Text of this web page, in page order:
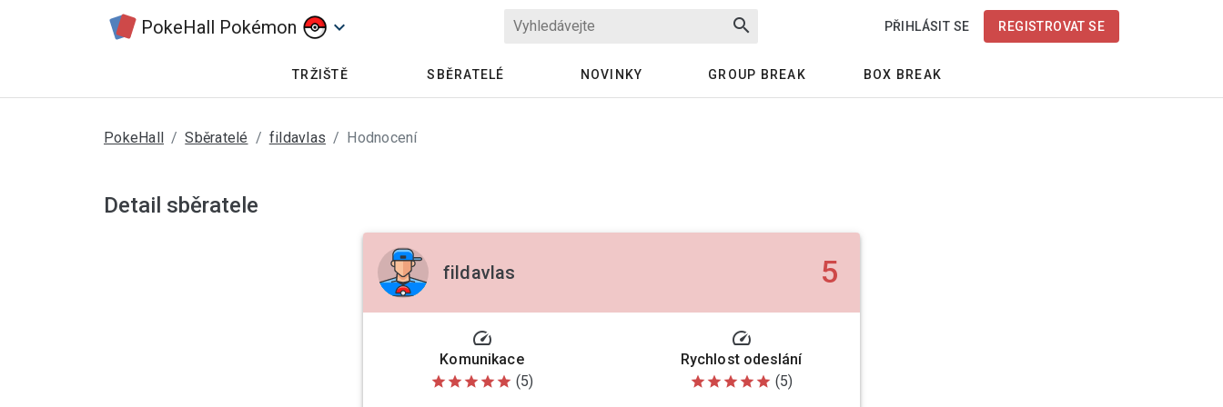
PokeHall Pokémon keyboard_arrow_down search PŘIHLÁSIT SE REGISTROVAT SE
TRŽIŠTĚ SBĚRATELÉ NOVINKY GROUP BREAK BOX BREAK
PokeHall Sběratelé fildavlas Hodnocení
Detail sběratele
fildavlas 5
speed
Komunikace
star star star star star (5)
speed
Rychlost odeslání
star star star star star (5)